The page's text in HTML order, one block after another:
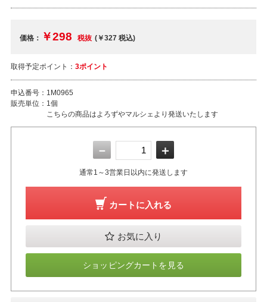
価格： ￥298 税抜 (￥327税込)
取得予定ポイント： 3ポイント
申込番号： 1M0965
販売単位： 1個
こちらの商品はよろずやマルシェより発送いたします
－ ＋
通常1～3営業日以内に発送します
カートに入れる
お気に入り
ショッピングカートを見る